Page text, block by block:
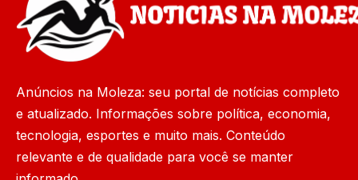
Anúncios na Moleza: seu portal de notícias completo
e atualizado. Informações sobre política, economia,
tecnologia, esportes e muito mais. Conteúdo
relevante e de qualidade para você se manter